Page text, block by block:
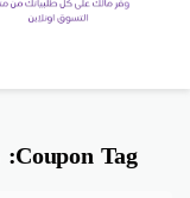
Coupon Tag: